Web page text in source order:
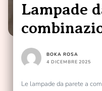
Lampade
per la tua
BOKA ROSA
4 DICEMBRE 2025
Le lampade da parete a